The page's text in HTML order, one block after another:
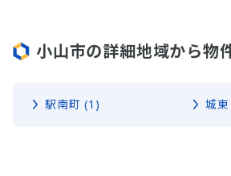
小山市の詳細地域から物
駅南町 (1) 城